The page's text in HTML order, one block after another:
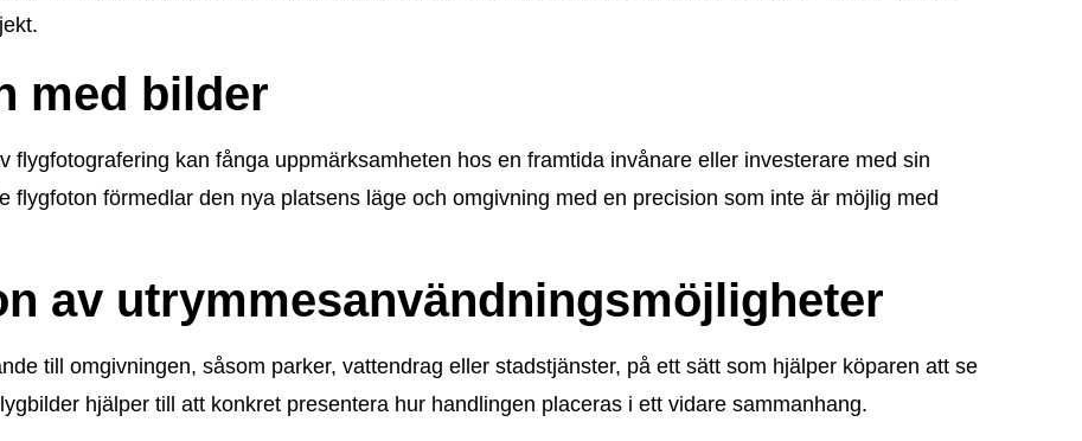
med bilder
flygfotografering kan fånga uppmärksamheten hos en framtida invånare eller investerare med sin
förmedlar den nya platsens läge och omgivning med en precision som inte är möjlig med
av utrymmesanvändningsmöjligheter
till omgivningen, såsom parker, vattendrag eller stadstjänster, på ett sätt som hjälper köparen att se
hjälper till att konkret presentera hur handlingen placeras i ett vidare sammanhang.